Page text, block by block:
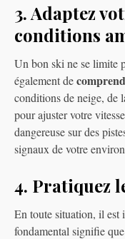
3. Adaptez
conditions
Un bon ski ne se limite
également de
conditions de neige, de
pour ajuster votre
dangereuse sur des
signaux de votre
4. Pratiquez
En toute situation, il est
fondamental signifie